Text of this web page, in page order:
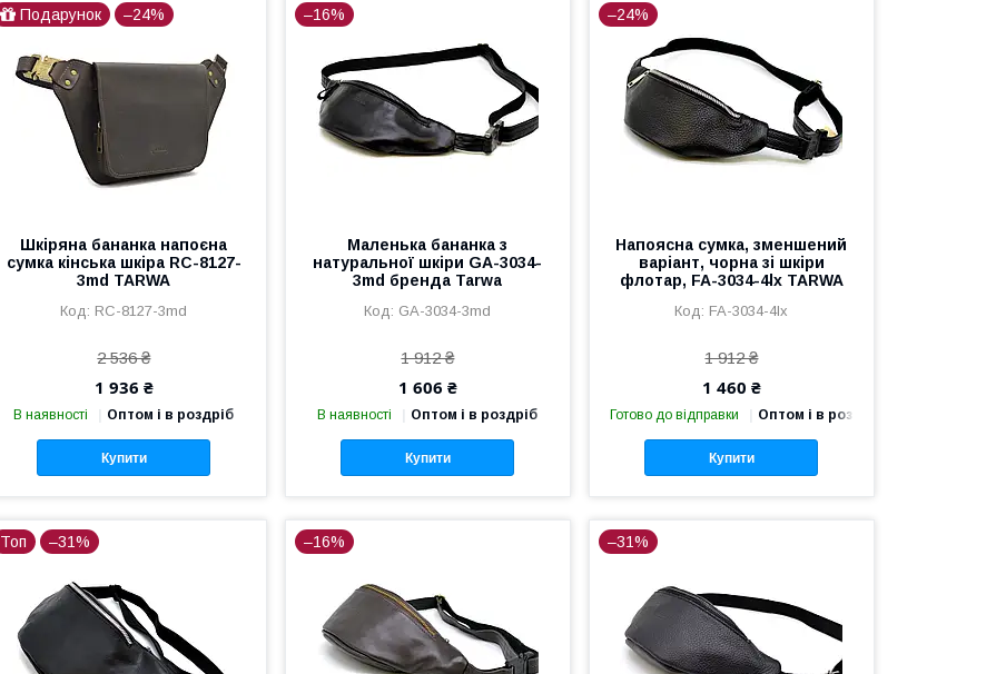
Подарунок –24%
Шкіряна бананка напоєна
сумка кінська шкіра RC-8127-
3md TARWA
RC-8127-3md
2 536 ₴
1 936 ₴
В наявності Оптом і в роздріб
Купити
–16%
Маленька бананка з
натуральної шкіри GA-3034-
3md бренда Tarwa
GA-3034-3md
1 912 ₴
1 606 ₴
В наявності Оптом і в роздріб
Купити
–24%
Напоясна сумка, зменшений
варіант, чорна зі шкіри
флотар, FA-3034-4lx TARWA
FA-3034-4lx
1 912 ₴
1 460 ₴
Готово до відправки Оптом і в роздріб
Купити
Топ –31% –16% –31%